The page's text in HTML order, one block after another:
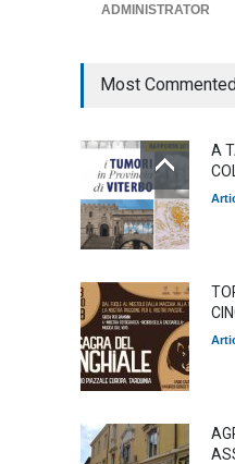
ADMINISTRATOR
Most
A